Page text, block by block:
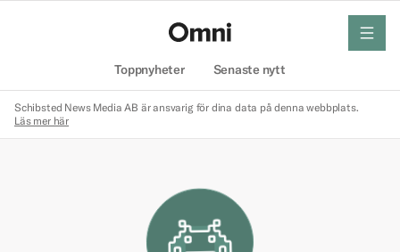
Toppnyheter Senaste nytt
meny
Schibsted News Media AB är ansvarig för dina data på denna webbplats.
Läs mer här